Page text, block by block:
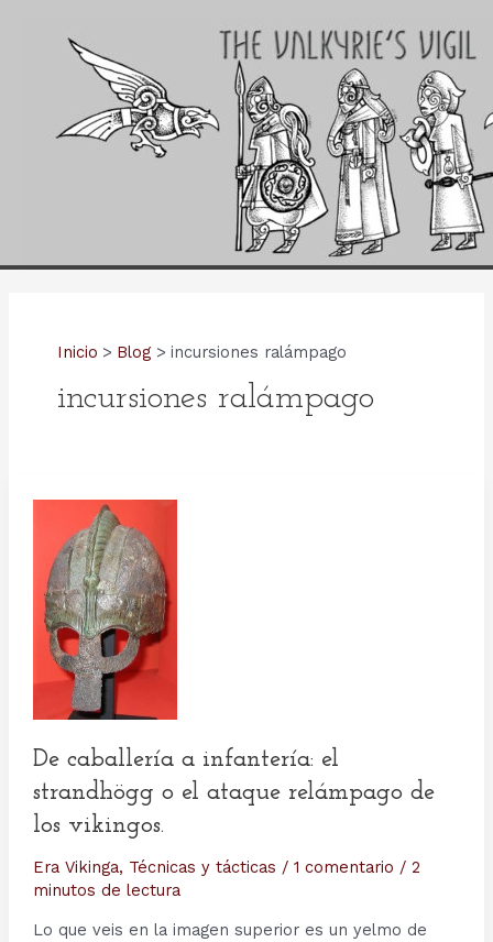
Inicio Blog incursiones ralámpago
incursiones ralámpago
De caballería a infantería: el
strandhögg o el ataque relámpago de
los vikingos.
Era Vikinga, Técnicas y tácticas / 1 comentario / 2
minutos de lectura
Lo que veis en la imagen superior es un yelmo de